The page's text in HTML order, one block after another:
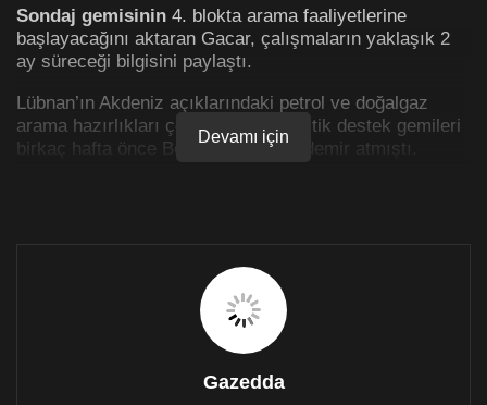
Sondaj gemisinin 4. blokta arama faaliyetlerine
başlayacağını aktaran Gacar, çalışmaların yaklaşık 2
ay süreceği bilgisini paylaştı.
Lübnan’ın Akdeniz açıklarındaki petrol ve doğalgaz
arama hazırlıkları çerçevesinde lojistik destek gemileri
birkaç hafta önce Beyrut Limanı’na demir atmıştı.
Bir Amerikan şirketinin 2009’da Doğu Akdeniz’de petrol
ve doğalgaz rezervi keşfetmesiyle gündeme gelen
Lübnan-İsrail deniz sınırı anlaşmazlığı, o tarihten beri
aracı olarak kullanılıyor.
Devamı için
Gazedda